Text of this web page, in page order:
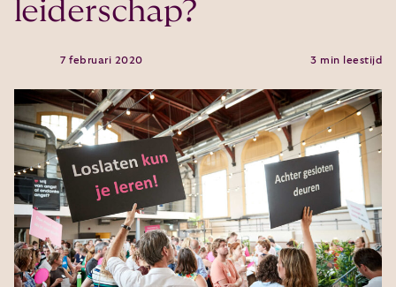
leiderschap?
7 februari 2020 3 min leestijd